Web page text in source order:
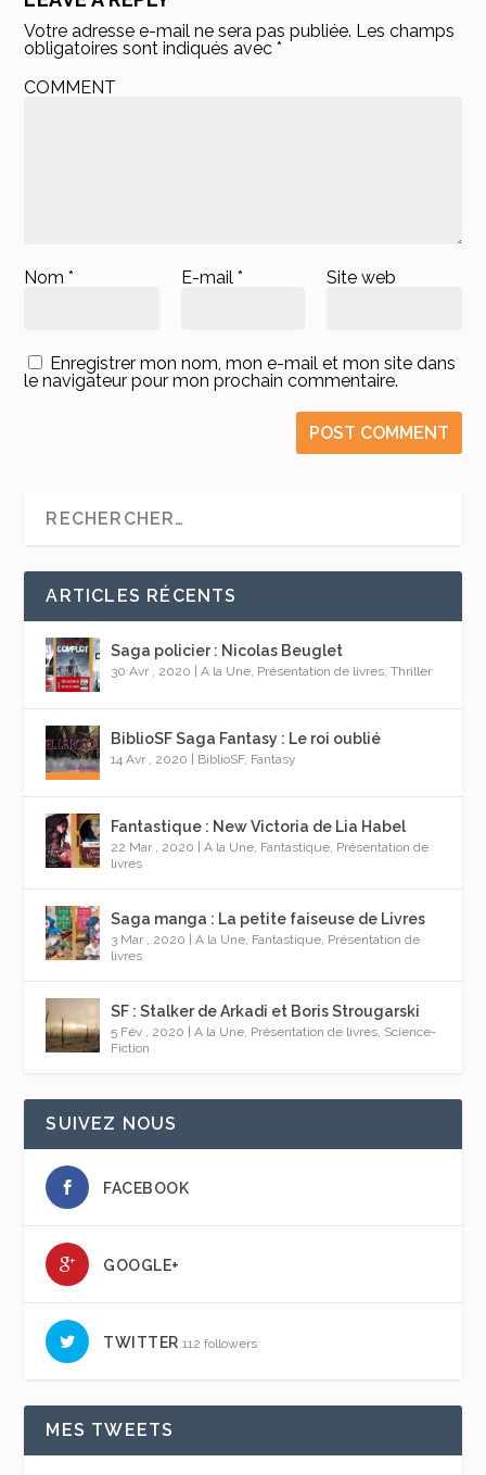
Votre adresse e-mail ne sera pas publiée. Les champs
obligatoires sont indiqués avec*
COMMENT
Nom* E-mail * Site web
Enregistrer mon nom, mon e-mail et mon site dans
le navigateur pour mon prochain commentaire.
ARTICLES RÉCENTS
Saga policier : Nicolas Beuglet
30 Avr , 2020 |A la Une Présentation de livres ,Thriller
BiblioSF Saga Fantasy : Le roi oublié
14 Avr , 2020 | BiblioSF, Fantasy
Fantastique : New Victoria de Lia Habel
22 Mar , 2020 |A la Une Fantastique Présentation de
livres
Saga manga : La petite faiseuse de Livres
3 Mar , 2020 |A la Une Fantastique Présentation de
livres
SF : Stalker de Arkadi et Boris Strougarski
5 Fév , 2020 |A la Une Présentation de livres Science-
Fiction
SUIVEZ NOUS
FACEBOOK
GOOGLE+
TWITTER 112 followers
MES TWEETS